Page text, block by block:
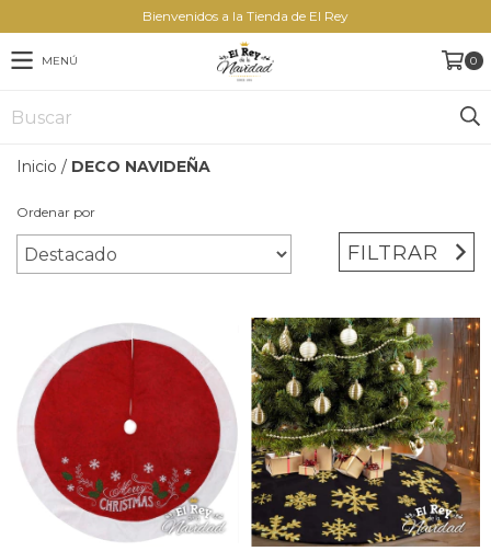
Bienvenidos a la Tienda de El Rey
MENÚ 0
Inicio / DECO NAVIDEÑA
Ordenar por
FILTRAR